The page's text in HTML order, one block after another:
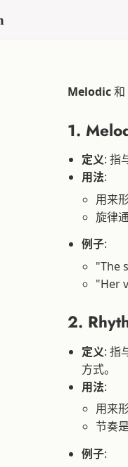
Melodic和
1.
定义: 指
用法:
用来
旋律
例子:
"The
"Her
2.
定义: 指
方式。
用法:
用来
节奏
例子: